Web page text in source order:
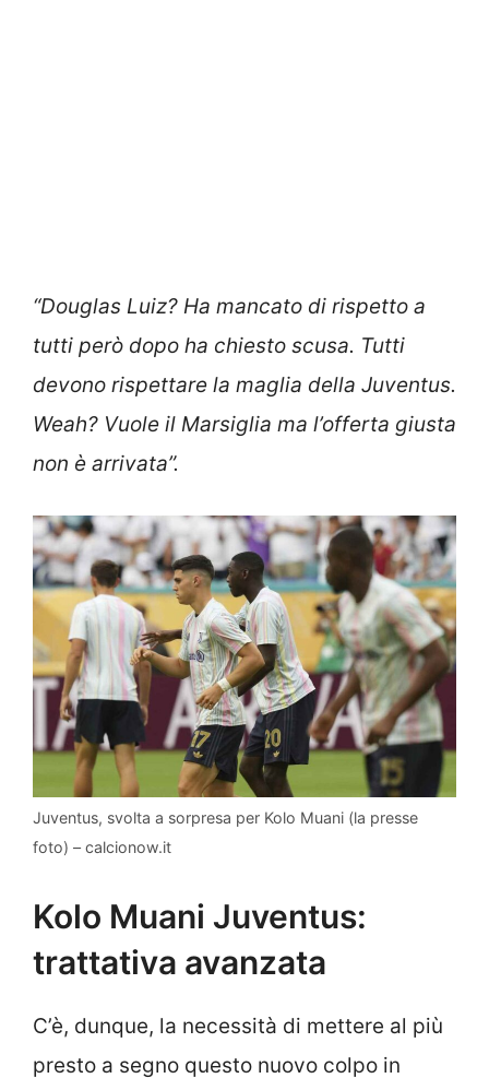
“Douglas Luiz? Ha mancato di rispetto a
tutti però dopo ha chiesto scusa. Tutti
devono rispettare la maglia della Juventus.
Weah? Vuole il Marsiglia ma l’offerta giusta
non è arrivata”.
Juventus, svolta a sorpresa per Kolo Muani (la presse
foto) – calcionow.it
Kolo Muani Juventus:
trattativa avanzata
C’è, dunque, la necessità di mettere al più
presto a segno questo nuovo colpo in